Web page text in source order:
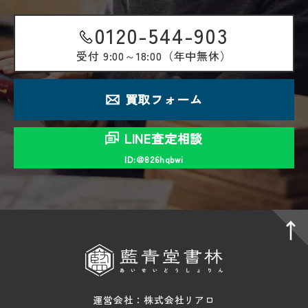
0120-544-903
受付 9:00～18:00（年中無休）
買取フォーム
LINE査定相談
ID:＠826hqbwi
運営会社：株式会社リアロ